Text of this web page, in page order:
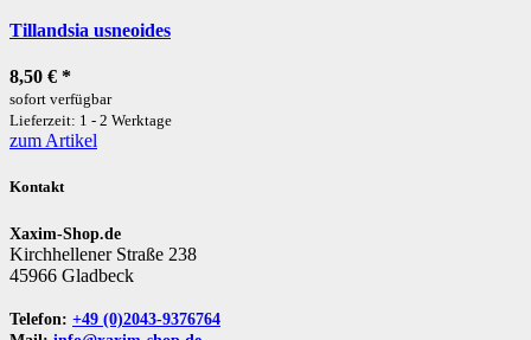
Tillandsia usneoides
8,50 € *
sofort verfügbar
Lieferzeit: 1 - 2 Werktage
zum Artikel
Kontakt
Xaxim-Shop.de
Kirchhellener Straße 238
45966 Gladbeck
Telefon: +49 (0)2043-9376764